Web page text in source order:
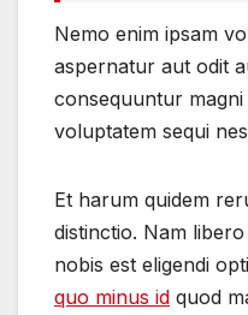
Nemo enim ipsam
aspernatur aut odit
consequuntur
voluptatem sequi
Et harum quidem
distinctio. Nam
nobis est eligendi
quo minus id quod